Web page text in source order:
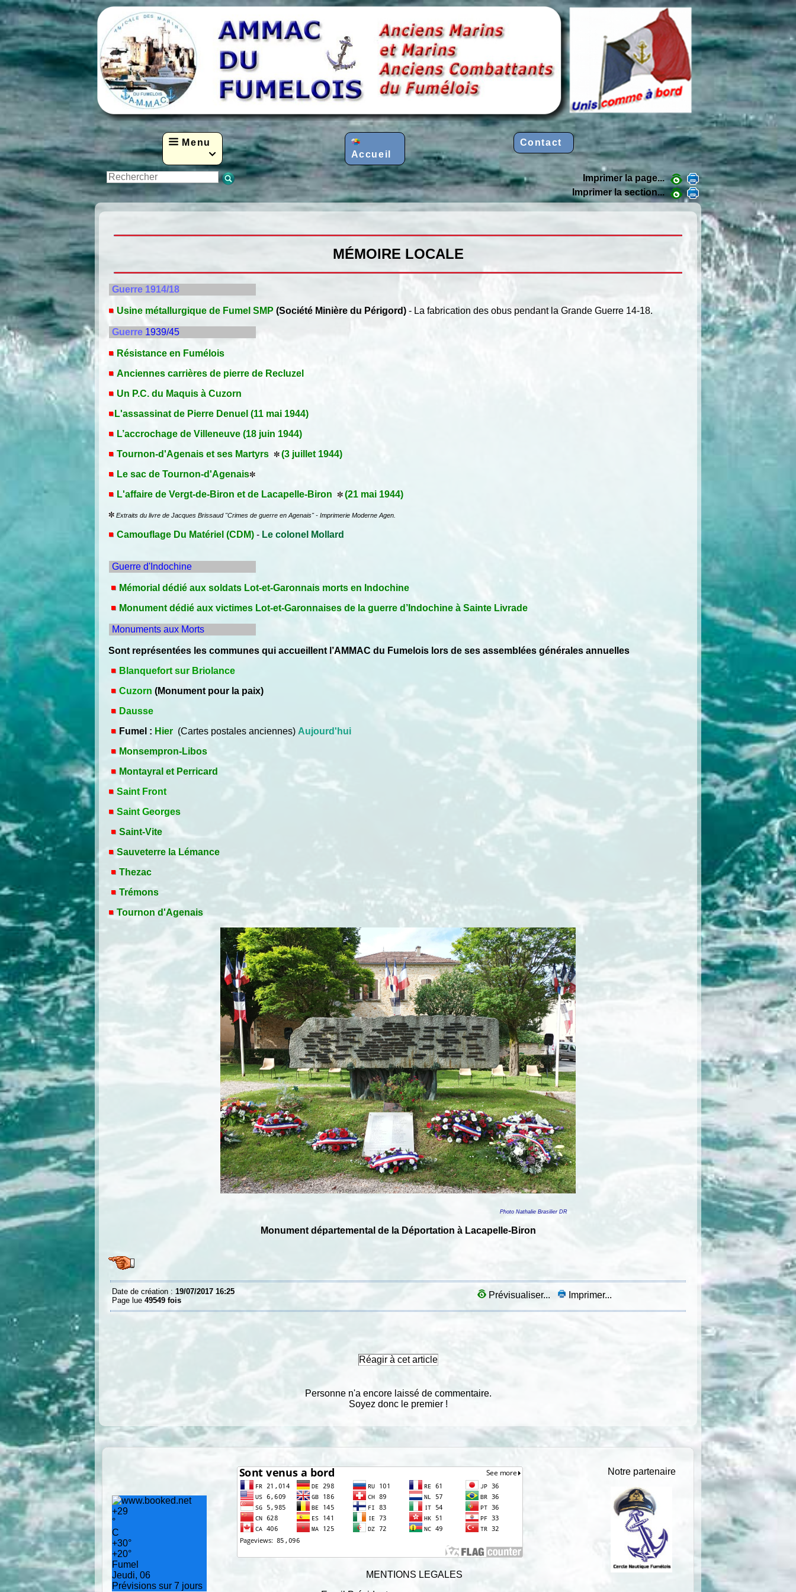
Menu
 Accueil
Contact
Imprimer la page...
Imprimer la section...
MÉMOIRE LOCALE
Guerre 1914/18
Usine métallurgique de Fumel SMP (Société Minière du Périgord) - La fabrication des obus pendant la Grande Guerre 14-18.
Guerre 1939/45
Résistance en Fumélois
Anciennes carrières de pierre de Recluzel
Un P.C. du Maquis à Cuzorn
L'assassinat de Pierre Denuel (11 mai 1944)
L’accrochage de Villeneuve (18 juin 1944)
Tournon-d'Agenais et ses Martyrs
(3 juillet 1944)
Le sac de Tournon-d'Agenais
L'affaire de Vergt-de-Biron et de Lacapelle-Biron
(21 mai 1944)
Extraits du livre de Jacques Brissaud "Crimes de guerre en Agenais" - Imprimerie Moderne Agen.
Camouflage Du Matériel (CDM) - Le colonel Mollard
Guerre d'Indochine
Mémorial dédié aux soldats Lot-et-Garonnais morts en Indochine
Monument dédié aux victimes Lot-et-Garonnaises de la guerre d’Indochine à Sainte Livrade
Monuments aux Morts
Sont représentées les communes qui accueillent l’AMMAC du Fumelois lors de ses assemblées générales annuelles
Blanquefort sur Briolance
Cuzorn (Monument pour la paix)
Dausse
Fumel : Hier (Cartes postales anciennes) Aujourd'hui
Monsempron-Libos
Montayral et Perricard
Saint Front
Saint Georges
Saint-Vite
Sauveterre la Lémance
Thezac
Trémons
Tournon d'Agenais
Photo Nathalie Brasilier DR
Monument départemental de la Déportation à Lacapelle-Biron
Date de création : 19/07/2017 16:25
Page lue 49549 fois
Prévisualiser... Imprimer...
Réagir à cet article
Personne n'a encore laissé de commentaire.
Soyez donc le premier !
+29
°
C
+30°
+20°
Fumel
Jeudi, 06
Prévisions sur 7 jours
MENTIONS LEGALES
Notre partenaire